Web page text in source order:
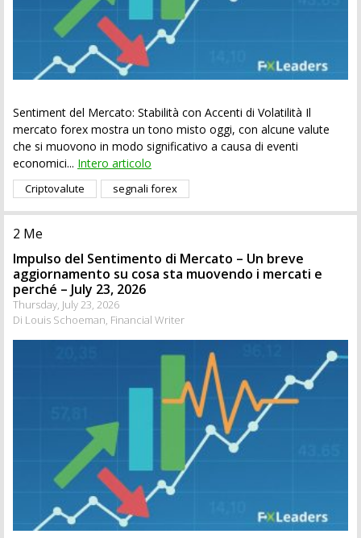
Sentiment del Mercato: Stabilità con Accenti di Volatilità Il
mercato forex mostra un tono misto oggi, con alcune valute
che si muovono in modo significativo a causa di eventi
economici... Intero articolo
Criptovalute segnali forex
2 Me
Impulso del Sentimento di Mercato – Un breve
aggiornamento su cosa sta muovendo i mercati e
perché – July 23, 2026
Thursday, July 23, 2026
Di Louis Schoeman, Financial Writer